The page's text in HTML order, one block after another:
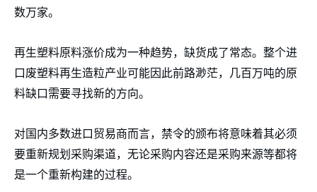
数万家。
再生塑料原料涨价成为一种趋势，缺货成了常态。整个进
口废塑料再生造粒产业可能因此前路渺茫，几百万吨的原
料缺口需要寻找新的方向。
对国内多数进口贸易商而言，禁令的颁布将意味着其必须
要重新规划采购渠道，无论采购内容还是采购来源等都将
是一个重新构建的过程。